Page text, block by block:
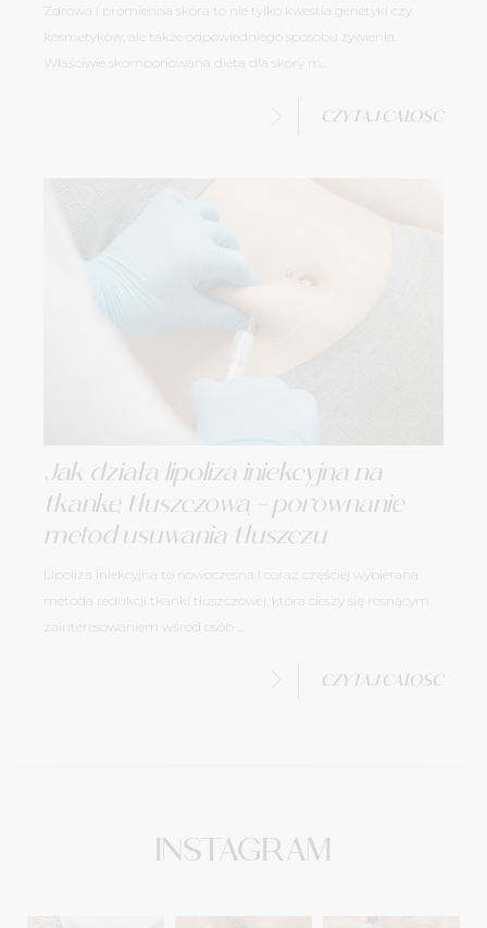
Zdrowa i promienna skóra to nie tylko kwestia genetyki czy
kosmetyków, ale także odpowiedniego sposobu żywienia.
Właściwie skomponowana dieta dla skóry m...
CZYTAJ CAŁOŚĆ
Jak działa lipoliza iniekcyjna na
tkankę tłuszczową – porównanie
metod usuwania tłuszczu
Lipoliza iniekcyjna to nowoczesna i coraz częściej wybierana
metoda redukcji tkanki tłuszczowej, która cieszy się rosnącym
zainteresowaniem wśród osób ...
CZYTAJ CAŁOŚĆ
INSTAGRAM